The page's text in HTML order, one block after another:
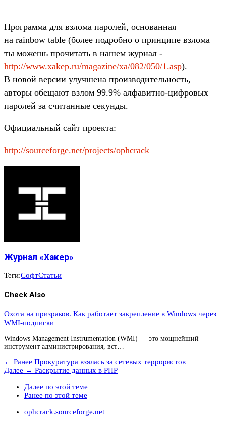
Программа для взлома паролей, основанная
на rainbow table (более подробно о принципе взлома
ты можешь прочитать в нашем журнал -
http://www.xakep.ru/magazine/xa/082/050/1.asp).
В новой версии улучшена производительность,
авторы обещают взлом 99.9% алфавитно-цифровых
паролей за считанные секунды.
Официальный сайт проекта:
http://sourceforge.net/projects/ophcrack
Журнал «Хакер»
Теги:СофтСтатьи
Check Also
Охота на призраков. Как работает закрепление в Windows через
WMI-подписки
Windows Management Instrumentation (WMI) — это мощнейший
инструмент администрирования, вст…
← Ранее Прокуратура взялась за сетевых террористов
Далее → Раскрытие данных в PHP
Далее по этой теме
Ранее по этой теме
ophcrack.sourceforge.net